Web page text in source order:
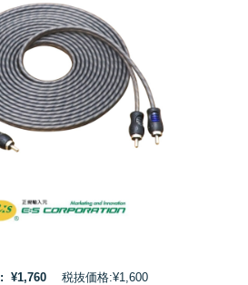
: ¥1,760 税抜価格:¥1,600